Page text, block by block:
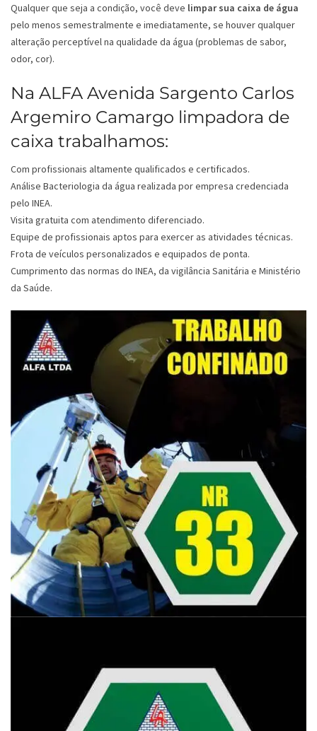
Qualquer que seja a condição, você deve limpar sua caixa de água
pelo menos semestralmente e imediatamente, se houver qualquer
alteração perceptível na qualidade da água (problemas de sabor,
odor, cor).
Na ALFA Avenida Sargento Carlos
Argemiro Camargo limpadora de
caixa trabalhamos:
Com profissionais altamente qualificados e certificados.
Análise Bacteriologia da água realizada por empresa credenciada
pelo INEA.
Visita gratuita com atendimento diferenciado.
Equipe de profissionais aptos para exercer as atividades técnicas.
Frota de veículos personalizados e equipados de ponta.
Cumprimento das normas do INEA, da vigilância Sanitária e Ministério
da Saúde.